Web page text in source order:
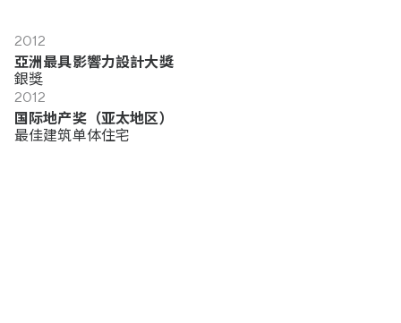
2012
亞洲最具影響力設計大獎
銀獎
2012
国际地产奖（亚太地区）
最佳建筑单体住宅